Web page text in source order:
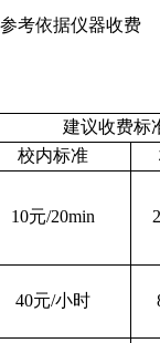
考依据仪器收费
建议收费标
校内标准
10元/20min
40元/小时